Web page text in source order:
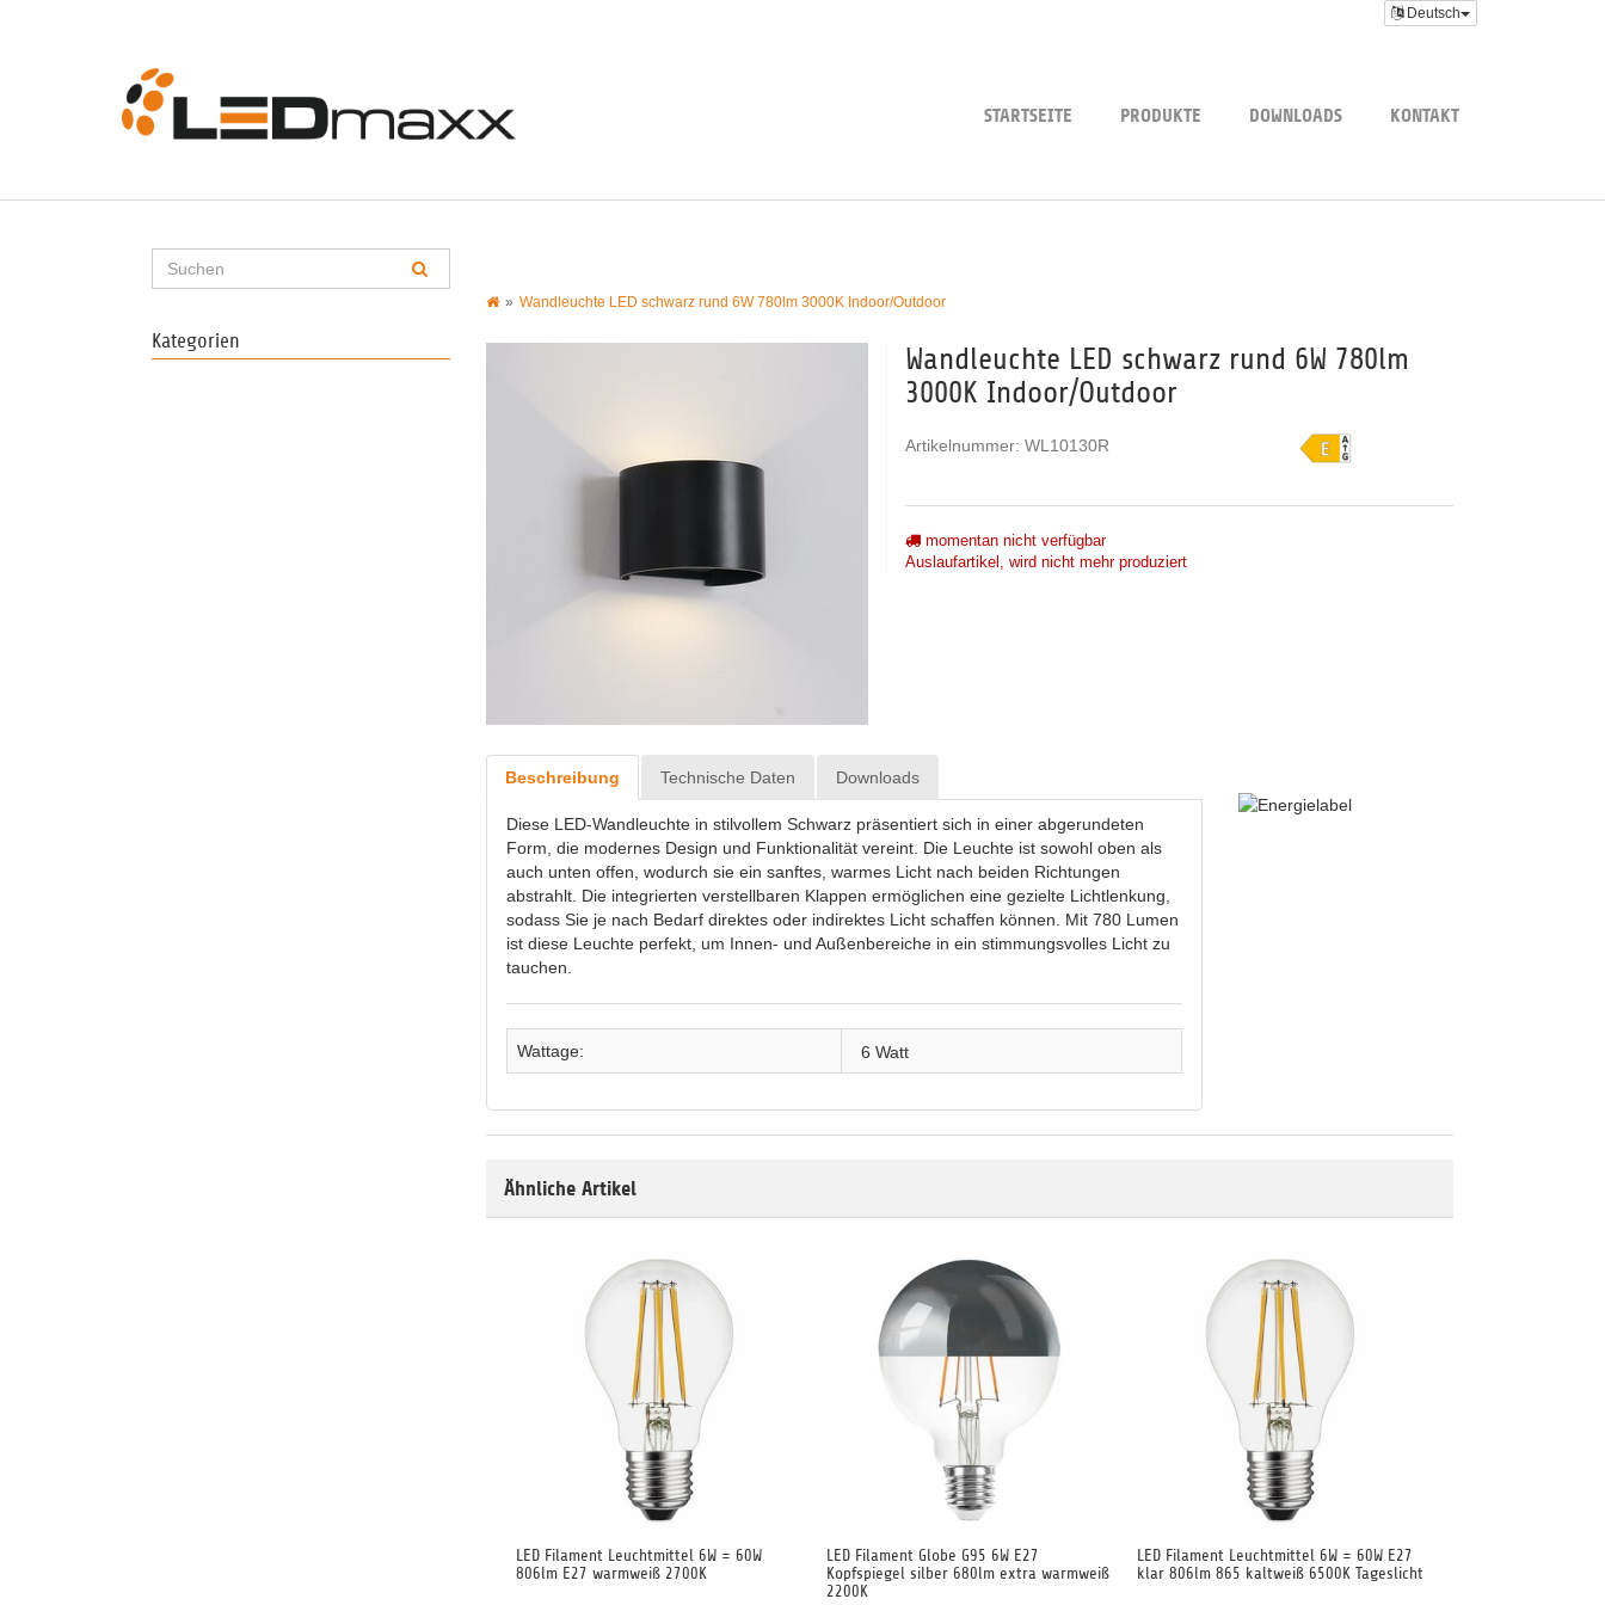
Deutsch
STARTSEITE PRODUKTE DOWNLOADS KONTAKT
Wandleuchte LED schwarz rund 6W 780lm 3000K Indoor/Outdoor
Wandleuchte LED schwarz rund 6W 780lm
3000K Indoor/Outdoor
Artikelnummer: WL10130R
momentan nicht verfügbar
Auslaufartikel, wird nicht mehr produziert
Beschreibung Technische Daten Downloads
Diese LED-Wandleuchte in stilvollem Schwarz präsentiert sich in einer abgerundeten
Form, die modernes Design und Funktionalität vereint. Die Leuchte ist sowohl oben als
auch unten offen, wodurch sie ein sanftes, warmes Licht nach beiden Richtungen
abstrahlt. Die integrierten verstellbaren Klappen ermöglichen eine gezielte Lichtlenkung,
sodass Sie je nach Bedarf direktes oder indirektes Licht schaffen können. Mit 780 Lumen
ist diese Leuchte perfekt, um Innen- und Außenbereiche in ein stimmungsvolles Licht zu
tauchen.
Wattage: 6 Watt
Ähnliche Artikel
LED Filament Leuchtmittel 6W = 60W
806lm E27 warmweiß 2700K
LED Filament Globe G95 6W E27
Kopfspiegel silber 680lm extra warmweiß
2200K
LED Filament Leuchtmittel 6W = 60W E27
klar 806lm 865 kaltweiß 6500K Tageslicht
Kategorien